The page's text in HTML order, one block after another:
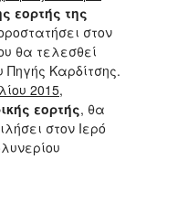
εορτής της
στον
θα τελεσθεί
Πηγής Καρδίτσης.
2015,
εορτής, θα
στον Ιερό